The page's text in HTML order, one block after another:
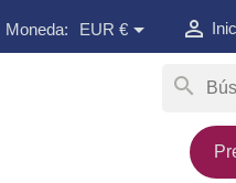
Moneda: EUR € 
search